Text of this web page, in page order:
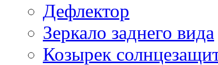
Дефлектор
Зеркало заднего вида
Козырек